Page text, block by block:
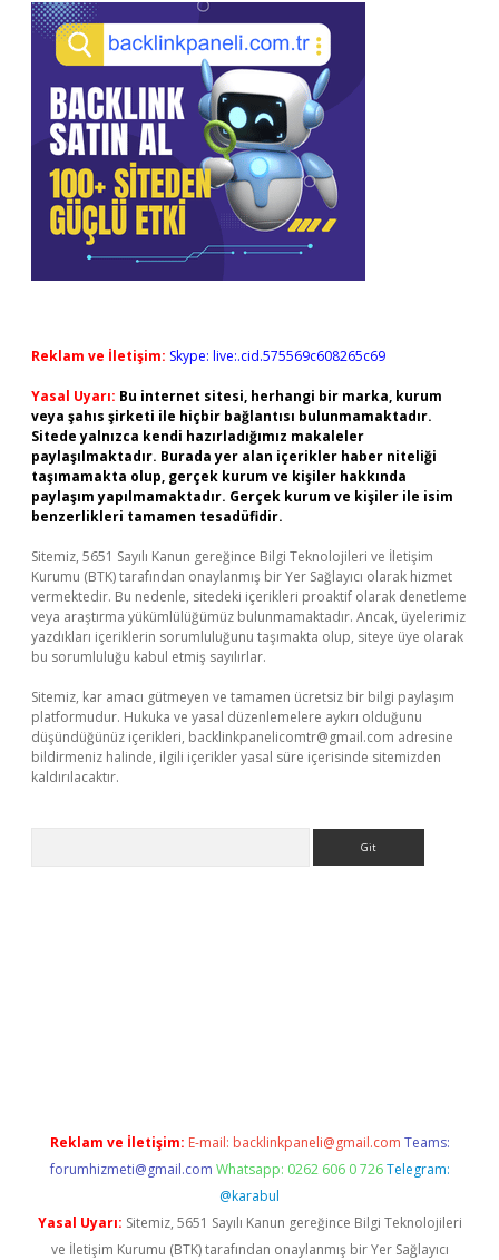
Reklam ve İletişim: Skype: live:.cid.575569c608265c69
Yasal Uyarı: Bu internet sitesi, herhangi bir marka, kurum
veya şahıs şirketi ile hiçbir bağlantısı bulunmamaktadır.
Sitede yalnızca kendi hazırladığımız makaleler
paylaşılmaktadır. Burada yer alan içerikler haber niteliği
taşımamakta olup, gerçek kurum ve kişiler hakkında
paylaşım yapılmamaktadır. Gerçek kurum ve kişiler ile isim
benzerlikleri tamamen tesadüfidir.
Sitemiz, 5651 Sayılı Kanun gereğince Bilgi Teknolojileri ve İletişim
Kurumu (BTK) tarafından onaylanmış bir Yer Sağlayıcı olarak hizmet
vermektedir. Bu nedenle, sitedeki içerikleri proaktif olarak denetleme
veya araştırma yükümlülüğümüz bulunmamaktadır. Ancak, üyelerimiz
yazdıkları içeriklerin sorumluluğunu taşımakta olup, siteye üye olarak
bu sorumluluğu kabul etmiş sayılırlar.
Sitemiz, kar amacı gütmeyen ve tamamen ücretsiz bir bilgi paylaşım
platformudur. Hukuka ve yasal düzenlemelere aykırı olduğunu
düşündüğünüz içerikleri, backlinkpanelicomtr@gmail.com adresine
bildirmeniz halinde, ilgili içerikler yasal süre içerisinde sitemizden
kaldırılacaktır.
Reklam ve İletişim: E-mail: backlinkpaneli@gmail.com Teams:
forumhizmeti@gmail.com Whatsapp: 0262 606 0 726 Telegram:
@karabul
Yasal Uyarı: Sitemiz, 5651 Sayılı Kanun gereğince Bilgi Teknolojileri
ve İletişim Kurumu (BTK) tarafından onaylanmış bir Yer Sağlayıcı